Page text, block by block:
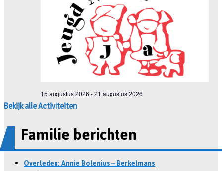
Bekijk alle Activiteiten
Familie berichten
Overleden: Annie Bolenius – Berkelmans